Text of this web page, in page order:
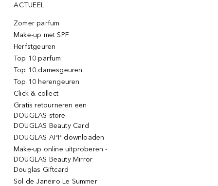
ACTUEEL
Zomer parfum
Make-up met SPF
Herfstgeuren
Top 10 parfum
Top 10 damesgeuren
Top 10 herengeuren
Click & collect
Gratis retourneren een
DOUGLAS store
DOUGLAS Beauty Card
DOUGLAS APP downloaden
Make-up online uitproberen -
DOUGLAS Beauty Mirror
Douglas Giftcard
Sol de Janeiro Le Summer